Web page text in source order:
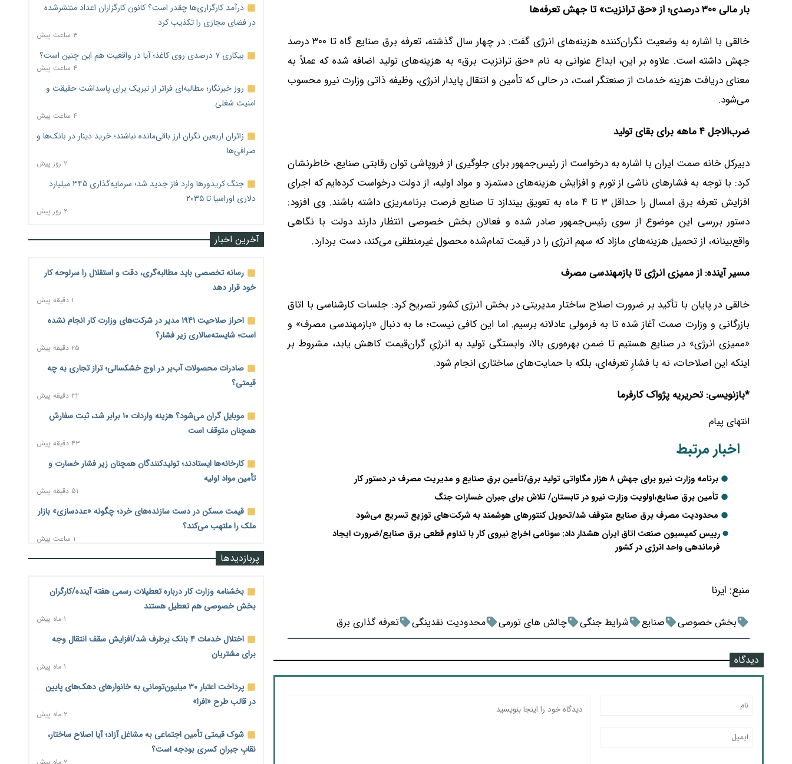
بار مالی۳۰۰درصدی؛ از «حق ترانزیت» تا جهش تعرفه‌ها
خالقی با اشاره به وضعیت نگران‌کننده هزینه‌های انرژی گفت: در چهار سال گذشته، تعرفه برق صنایع گاه تا ۳۰۰ درصد
جهش داشته است. علاوه بر این، ابداع عنوانی به نام «حق ترانزیت برق» به هزینه‌های تولید اضافه شده که عملاً به
معنای دریافت هزینه خدمات از صنعتگر است، در حالی که تأمین و انتقال پایدار انرژی، وظیفه ذاتی وزارت نیرو محسوب
می‌شود.
ضرب‌الاجل۴ماهه برای بقای تولید
دبیرکل خانه صمت ایران با اشاره به درخواست از رئیس‌جمهور برای جلوگیری از فروپاشی توان رقابتی صنایع، خاطرنشان
کرد: با توجه به فشارهای ناشی از تورم و افزایش هزینه‌های دستمزد و مواد اولیه، از دولت درخواست کرده‌ایم که اجرای
افزایش تعرفه برق امسال را حداقل ۳ تا ۴ ماه به تعویق بیندازد تا صنایع فرصت برنامه‌ریزی داشته باشند. وی افزود:
دستور بررسی این موضوع از سوی رئیس‌جمهور صادر شده و فعالان بخش خصوصی انتظار دارند دولت با نگاهی
واقع‌بینانه، از تحمیل هزینه‌های مازاد که سهم انرژی را در قیمت تمام‌شده محصول غیرمنطقی می‌کند، دست بردارد.
مسیر آینده: از ممیزی انرژی تا بازمهندسی مصرف
خالقی در پایان با تأکید بر ضرورت اصلاح ساختار مدیریتی در بخش انرژی کشور تصریح کرد: جلسات کارشناسی با اتاق
بازرگانی و وزارت صمت آغاز شده تا به فرمولی عادلانه برسیم. اما این کافی نیست؛ ما به دنبال «بازمهندسی مصرف» و
«ممیزی انرژی» در صنایع هستیم تا ضمن بهره‌وری بالا، وابستگی تولید به انرژیِ گران‌قیمت کاهش یابد، مشروط بر
اینکه این اصلاحات، نه با فشارِ تعرفه‌ای، بلکه با حمایت‌های ساختاری انجام شود.
*بازنویسی: تحریریه پژواک کارفرما
انتهای پیام
اخبار مرتبط
برنامه وزارت نیرو برای جهش ۸ هزار مگاواتی تولید برق/تأمین برق صنایع و مدیریت مصرف در دستور کار
تأمین برق صنایع،اولویت وزارت نیرو در تابستان/ تلاش برای جبران خسارات جنگ
محدودیت مصرف برق صنایع متوقف شد/تحویل کنتورهای هوشمند به شرکت‌های توزیع تسریع می‌شود
رییس کمیسیون صنعت اتاق ایران هشدار داد: سونامی اخراج نیروی کار با تداوم قطعی برق صنایع/ضرورت ایجاد
فرماندهی واحد انرژی در کشور
منبع: ایرنا
بخش خصوصی صنایع شرایط جنگی چالش های تورمی محدودیت نقدینگی تعرفه گذاری برق
دیدگاه
درآمد کارگزاری‌ها چقدر است؟ کانون کارگزاران اعداد منتشرشده
در فضای مجازی را تکذیب کرد
۳ ساعت پیش
بیکاری ۷ درصدی روی کاغذ؛ آیا در واقعیت هم این چنین است؟
۴ ساعت پیش
روز خبرنگار؛ مطالبه‌ای فراتر از تبریک برای پاسداشت حقیقت و
امنیت شغلی
۴ ساعت پیش
زائران اربعین نگران ارز باقی‌مانده نباشند؛ خرید دینار در بانک‌ها و
صرافی‌ها
۲ روز پیش
جنگ کریدورها وارد فاز جدید شد؛ سرمایه‌گذاری ۳۴۵ میلیارد
دلاری اوراسیا تا ۲۰۳۵
۲ روز پیش
آخرین اخبار
رسانه تخصصی باید مطالبه‌گری، دقت و استقلال را سرلوحه کار
خود قرار دهد
۱ دقیقه پیش
احراز صلاحیت ۱۹۴۱ مدیر در شرکت‌های وزارت کار انجام نشده
است؛ شایسته‌سالاری زیر فشار؟
۲۵ دقیقه پیش
صادرات محصولات آب‌بر در اوج خشکسالی؛ تراز تجاری به چه
قیمتی؟
۳۲ دقیقه پیش
موبایل گران می‌شود؟ هزینه واردات ۱۰ برابر شد، ثبت سفارش
همچنان متوقف است
۴۳ دقیقه پیش
کارخانه‌ها ایستادند؛ تولیدکنندگان همچنان زیر فشار خسارت و
تأمین مواد اولیه
۵۱ دقیقه پیش
قیمت مسکن در دست سازنده‌های خرد؛ چگونه «عددسازی» بازار
ملک را ملتهب می‌کند؟
۱ ساعت پیش
مسیر تأمین مواد اولیه صنایع تسهیل شد؛ ۳۴۱۴ کد تعرفه مشمول
۱ ساعت پیش
منابع صندوق ملی مسکن به متقاضیان رسید؛ اولویت با
۱ ساعت پیش
هشدار درباره آینده صندوق‌های بازنشستگی؛ اعتماد بیمه‌پردازان
۱ ساعت پیش
ترمیم مزد در راه است؟ تأکید بر افزایش مزد پایه و شفافیت سبد
وام بدون رتبه اعتباری؛ صندوق کارآفرینی امید از حمایت متفاوت
پربازدیدها
بخشنامه وزارت کار درباره تعطیلات رسمی هفته آینده/کارگران
بخش خصوصی هم تعطیل هستند
۱ ماه پیش
اختلال خدمات ۴ بانک برطرف شد/افزایش سقف انتقال وجه
برای مشتریان
۱ ماه پیش
پرداخت اعتبار ۳۰ میلیون‌تومانی به خانوارهای دهک‌های پایین
در قالب طرح «افرا»
۲ ماه پیش
شوک قیمتی تأمین اجتماعی به مشاغل آزاد؛ آیا اصلاح ساختار،
نقابِ جبرانِ کسری بودجه است؟